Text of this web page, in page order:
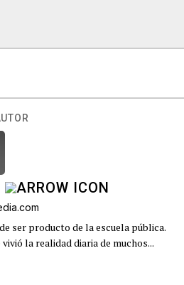
ser producto de la escuela pública.
la realidad diaria de muchos...